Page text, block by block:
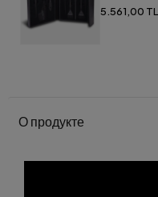
5.561,00 TL
О продукте